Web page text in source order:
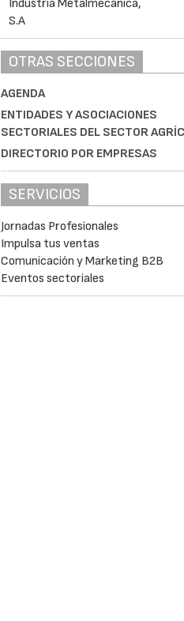
OTRAS SECCIONES
AGENDA
ENTIDADES Y ASOCIACIONES
SECTORIALES DEL SECTOR
DIRECTORIO POR EMPRESAS
SERVICIOS
Jornadas Profesionales
Impulsa tus ventas
Comunicación y Marketing B2B
Eventos sectoriales